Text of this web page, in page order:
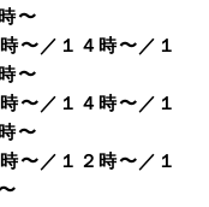
〜
〜／１４時〜／１
〜
〜／１４時〜／１
〜
〜／１２時〜／１